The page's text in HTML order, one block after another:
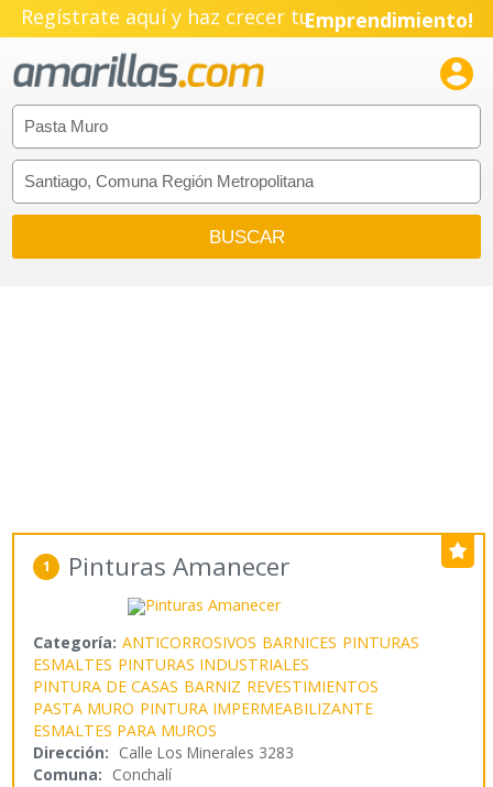
Regístrate aquí y haz crecer tuEmprendimiento!

1 Pinturas Amanecer
Categoría: ANTICORROSIVOS BARNICES PINTURAS
ESMALTES PINTURAS INDUSTRIALES
PINTURA DE CASAS BARNIZ REVESTIMIENTOS
PASTA MURO PINTURA IMPERMEABILIZANTE
ESMALTES PARA MUROS
Dirección: Calle Los Minerales 3283
Comuna: Conchalí